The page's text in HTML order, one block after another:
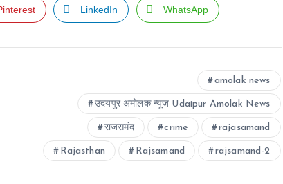
LinkedIn WhatsApp
amolak news
उदयपुर अमोलक न्यूज Udaipur Amolak News
राजसमंद crime rajasamand
Rajasthan Rajsamand rajsamand-2